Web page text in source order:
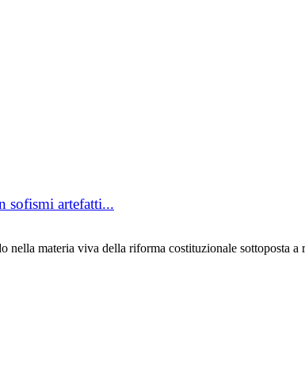
sofismi artefatti...
materia viva della riforma costituzionale sottoposta a